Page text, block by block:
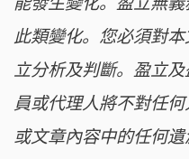
此類變化。您必須對
立分析及判斷。盈立
員或代理人將不對任
或文章內容中的任何